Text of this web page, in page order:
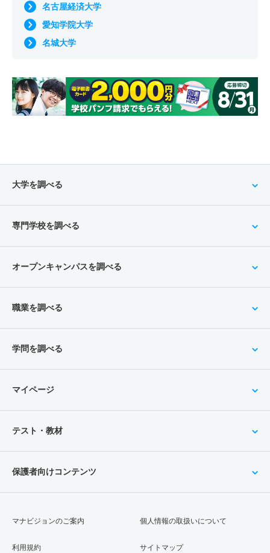
名古屋経済大学
愛知学院大学
名城大学
大学を調べる
専門学校を調べる
オープンキャンパスを調べる
職業を調べる
学問を調べる
マイページ
テスト・教材
保護者向けコンテンツ
マナビジョンのご案内
利用規約
個人情報の取扱いについて
サイトマップ